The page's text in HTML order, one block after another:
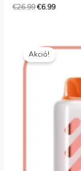
€26.99€6.99
Akció!
ár:
€30.99.
ár: